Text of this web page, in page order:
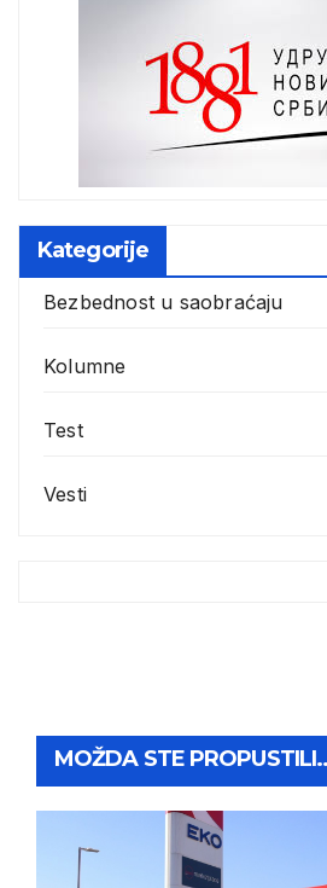
Kategorije
Bezbednost u saobraćaju
Kolumne
Test
Vesti
MOŽDA STE